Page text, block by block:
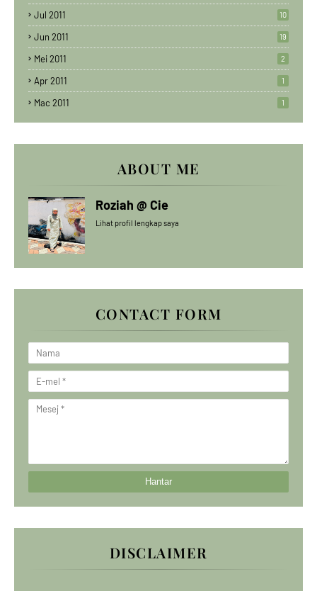
Jul 2011 10
Jun 2011 19
Mei 2011 2
Apr 2011 1
Mac 2011 1
ABOUT ME
Roziah @ Cie
Lihat profil lengkap saya
CONTACT FORM
DISCLAIMER